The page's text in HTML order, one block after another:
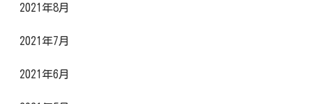
2021年8月
2021年7月
2021年6月